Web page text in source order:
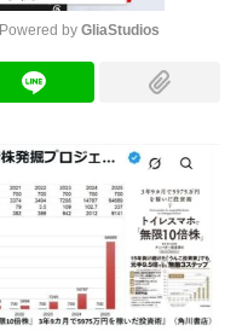
Powered by GliaStudios